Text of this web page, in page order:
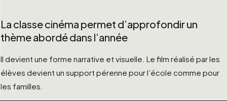
La classe cinéma permet d’approfondir un
thème abordé dans l’année
Il devient une forme narrative et visuelle. Le film réalisé par les
élèves devient un support pérenne pour l’école comme pour
les familles.